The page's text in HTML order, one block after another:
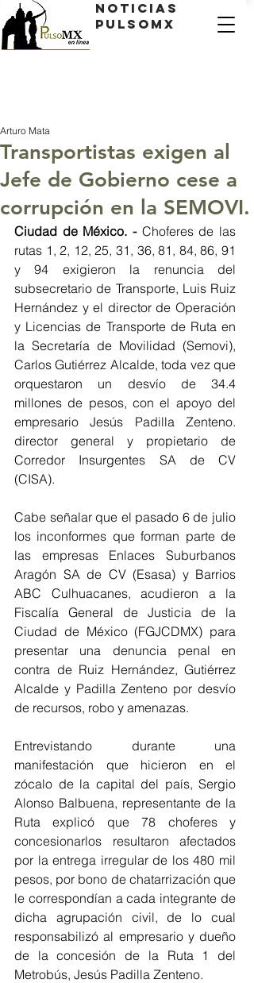
Noticias
PulsoMX
Transportistas exigen al
Jefe de Gobierno cese a
corrupción en la SEMOVI.
Arturo Mata
Ciudad de México. - Choferes de las
rutas 1, 2, 12, 25, 31, 36, 81, 84, 86, 91
y 94 exigieron la renuncia del
subsecretario de Transporte, Luis Ruiz
Hernández y el director de Operación
y Licencias de Transporte de Ruta en
la Secretaría de Movilidad (Semovi),
Carlos Gutiérrez Alcalde, toda vez que
orquestaron un desvío de 34.4
millones de pesos, con el apoyo del
empresario Jesús Padilla Zenteno.
director general y propietario de
Corredor Insurgentes SA de CV
(CISA).
Cabe señalar que el pasado 6 de julio
los inconformes que forman parte de
las empresas Enlaces Suburbanos
Aragón SA de CV (Esasa) y Barrios
ABC Culhuacanes, acudieron a la
Fiscalía General de Justicia de la
Ciudad de México (FGJCDMX) para
presentar una denuncia penal en
contra de Ruiz Hernández, Gutiérrez
Alcalde y Padilla Zenteno por desvío
de recursos, robo y amenazas.
Entrevistando durante una
manifestación que hicieron en el
zócalo de la capital del país, Sergio
Alonso Balbuena, representante de la
Ruta explicó que 78 choferes y
concesionarlos resultaron afectados
por la entrega irregular de los 480 mil
pesos, por bono de chatarrización que
le correspondían a cada integrante de
dicha agrupación civil, de lo cual
responsabilizó al empresario y dueño
de la concesión de la Ruta 1 del
Metrobús, Jesús Padilla Zenteno.